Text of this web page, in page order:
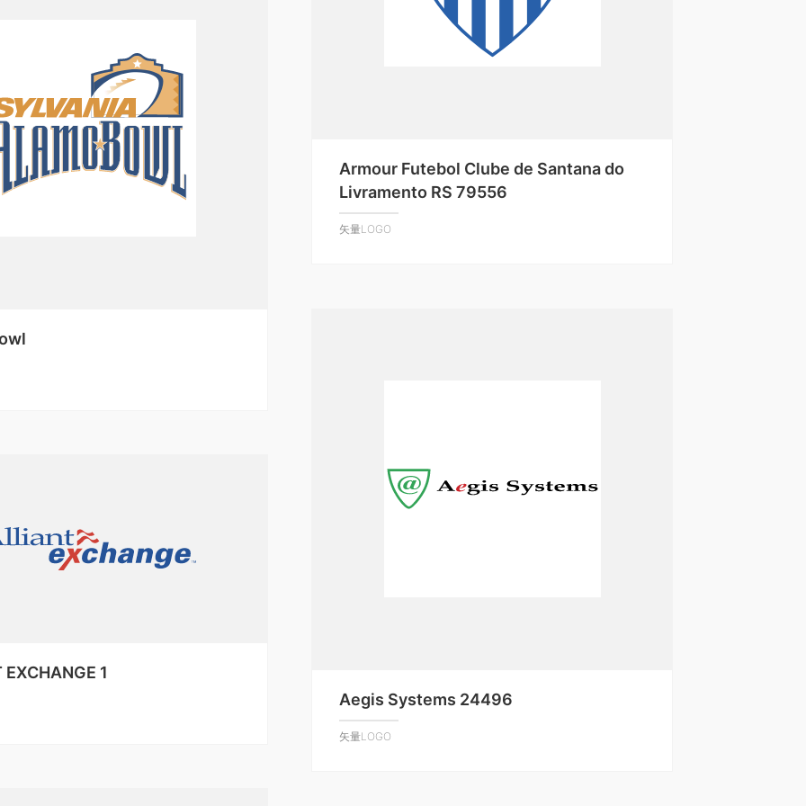
Armour Futebol Clube de Santana do
Livramento RS 79556
矢量LOGO
Aegis Systems 24496
矢量LOGO
1